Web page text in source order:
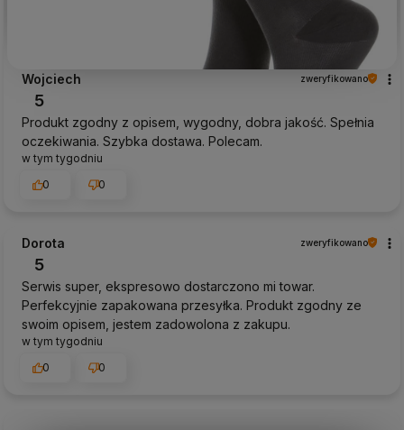
Wojciech zweryfikowano
5
Produkt zgodny z opisem, wygodny, dobra jakość. Spełnia
oczekiwania. Szybka dostawa. Polecam.
w tym tygodniu
0
0
Dorota zweryfikowano
5
Serwis super, ekspresowo dostarczono mi towar.
Perfekcyjnie zapakowana przesyłka. Produkt zgodny ze
swoim opisem, jestem zadowolona z zakupu.
w tym tygodniu
0
0